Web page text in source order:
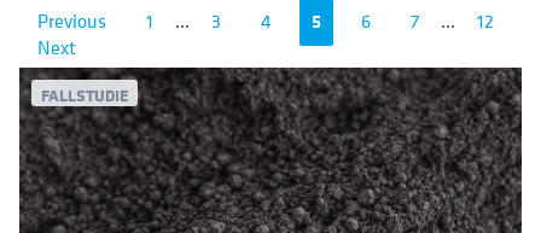
Previous 1 ... 3 4 5 6 7 ...
12
Next
FALLSTUDIE